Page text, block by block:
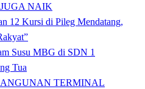
NAIK
12 Kursi di Pileg Mendatang,
Susu MBG di SDN 1
Tua
TERMINAL